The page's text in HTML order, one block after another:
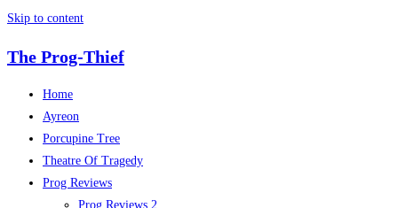
Skip to content
The Prog-Thief
Home
Ayreon
Porcupine Tree
Theatre Of Tragedy
Prog Reviews
Prog Reviews 2